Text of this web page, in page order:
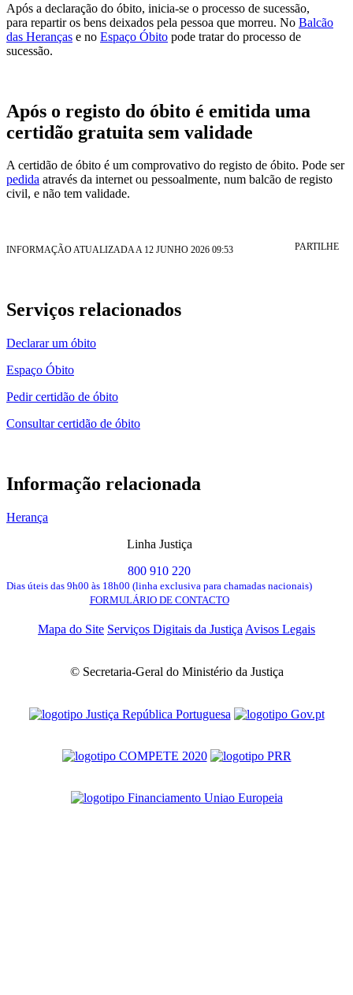
Após a declaração do óbito, inicia-se o processo de sucessão,
para repartir os bens deixados pela pessoa que morreu. No Balcão
das Heranças e no Espaço Óbito pode tratar do processo de
sucessão.
Após o registo do óbito é emitida uma
certidão gratuita sem validade
A certidão de óbito é um comprovativo do registo de óbito. Pode ser
pedida através da internet ou pessoalmente, num balcão de registo
civil, e não tem validade.
INFORMAÇÃO ATUALIZADA A 12 JUNHO 2026 09:53 PARTILHE
Serviços relacionados
Declarar um óbito
Espaço Óbito
Pedir certidão de óbito
Consultar certidão de óbito
Informação relacionada
Herança
Linha Justiça
800 910 220
Dias úteis das 9h00 às 18h00 (linha exclusiva para chamadas nacionais)
FORMULÁRIO DE CONTACTO
Mapa do Site Serviços Digitais da Justiça Avisos Legais
© Secretaria-Geral do Ministério da Justiça